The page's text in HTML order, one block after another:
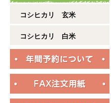
コシヒカリ 玄米
コシヒカリ 白米